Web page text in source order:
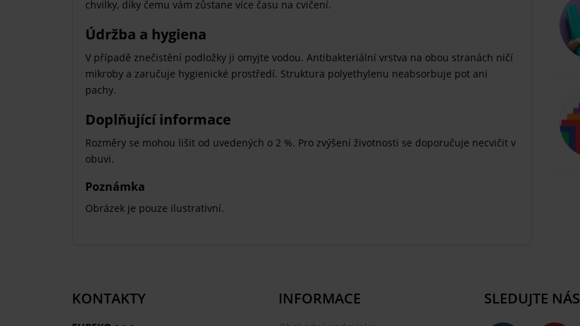
chvilky, díky čemu vám zůstane více času na cvičení.
Údržba a hygiena
V případě znečistění podložky ji omyjte vodou. Antibakteriální vrstva na obou stranách ničí
mikroby a zaručuje hygienické prostředí. Struktura polyethylenu neabsorbuje pot ani
pachy.
Doplňující informace
Rozměry se mohou lišit od uvedených o 2 %. Pro zvýšení životnosti se doporučuje necvičit v
obuvi.
Poznámka
Obrázek je pouze ilustrativní.
KONTAKTY INFORMACE SLEDUJTE NÁS